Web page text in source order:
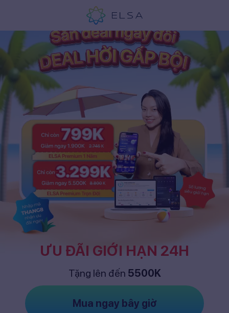
ƯU ĐÃI GIỚI HẠN 24H
Tặng lên đến 5500K
Mua ngay bây giờ